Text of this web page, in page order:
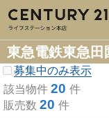
東急電鉄東急田
募集中のみ表示
該当物件 20 件
販売数 20 件